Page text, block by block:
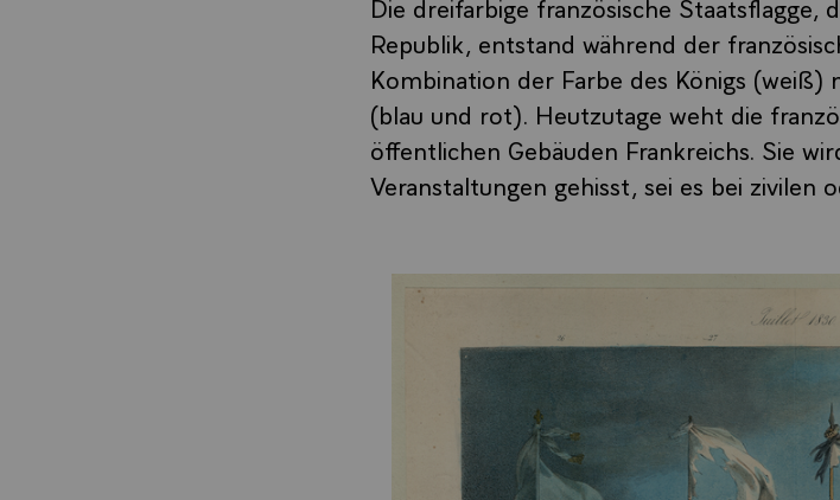
Die dreifarbige französische Staatsflagge,
Republik, entstand während der
Kombination der Farbe des Königs
(blau und rot). Heutzutage weht die
öffentlichen Gebäuden Frankreichs. Sie
Veranstaltungen gehisst, sei es bei zivilen